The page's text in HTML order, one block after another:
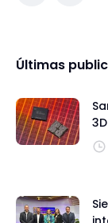
Últimas